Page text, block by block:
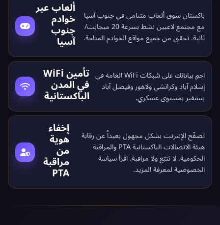
ألعاب عبر
خوادم
جنوب
آسيا
باكستان سوق ألعاب متنامي في جنوب آسيا
مع مجتمع لاعبين نشط بسرعة 20 ميجابت/
ثانية. تحقق من جميع مواقع الخوادم المتاحة.
تأمين WiFi
في المدن
الباكستانية
احمِ بياناتك على شبكات WiFi العامة في
إسلام آباد وكراتشي ولاهور وفيصل آباد
بتشفير بمستوى عسكري.
إخفاء
هوية
من
مراقبة
PTA
تصفّح الإنترنت بشكل مجهول بعيداً عن رقابة
هيئة الاتصالات الباكستانية PTA والمراقبة
الحكومية. لا تتبّع ولا مراقبة. اقرأ سياسة
الخصوصية لمعرفة المزيد.